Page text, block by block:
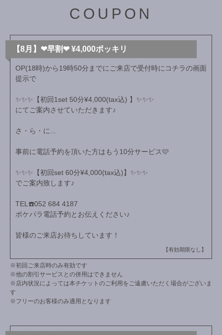
COUPON
【8月】❤︎早割❤︎ ¥4,000ポッキリ
OP(18時)から19時50分までにご来店で受付時にコチラの画面
提示で
✨✨✨【初回1set 50分¥4,000(tax込) 】✨✨✨
にてご案内させていただきます♪
さ・ら・に...
事前に電話予約を頂いた方はもう10分サービス🩷
✨✨✨【初回set 60分¥4,000(tax込)】✨✨✨
でご案内致します♪
TEL☎️052 684 4187
ポケパラ電話予約とお伝えください♪
皆様のご来店お待ちしています！
【有効期限なし】
※初回ご来店時のみ有効です
※他の割引サービスとの併用はできません
※店内状況によっては本チケットのご利用をご遠慮いただく場合がございま
す
※フリーのお客様のみ適用となります